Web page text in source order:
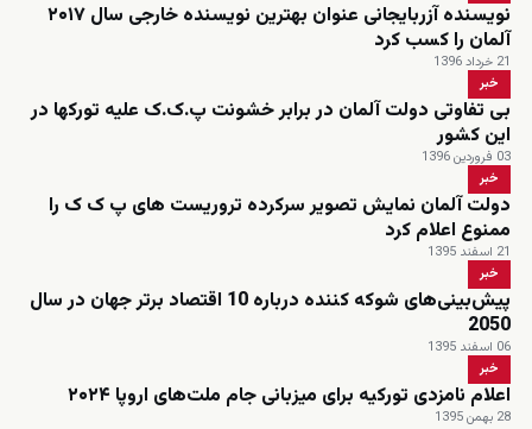
نویسنده آزربایجانی عنوان بهترین نویسنده خارجی سال ۲۰۱۷
آلمان را کسب کرد
21 خرداد 1396
خبر
بی تفاوتی دولت آلمان در برابر خشونت پ.ک.ک علیه تورکها در
این کشور
03 فروردین 1396
خبر
دولت آلمان نمایش تصویر سرکرده تروریست های پ ک ک را
ممنوع اعلام کرد
21 اسفند 1395
خبر
پیش‌بینی‌های شوکه کننده درباره 10 اقتصاد برتر جهان در سال
2050
06 اسفند 1395
خبر
اعلام نامزدی تورکیه برای میزبانی جام ملت‌های اروپا ۲۰۲۴
28 بهمن 1395